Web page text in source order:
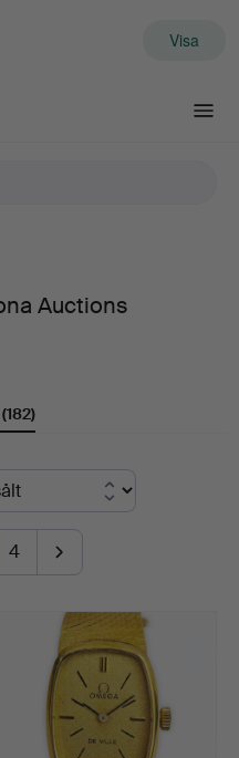
Visa
Auctions
(182)
4